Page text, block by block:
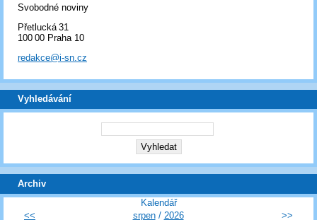
Svobodné noviny
Přetlucká 31
100 00 Praha 10
redakce@i-sn.cz
Vyhledávání
Archiv
Kalendář
<<
srpen/ 2026 >>